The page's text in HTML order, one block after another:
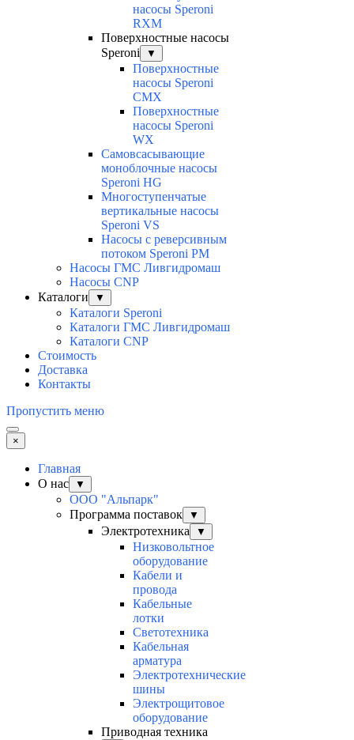
насосы Speroni
RXM
Поверхностные насосы
Speroni
▼
Поверхностные
насосы Speroni
CMX
Поверхностные
насосы Speroni
WX
Самовсасывающие
моноблочные насосы
Speroni HG
Многоступенчатые
вертикальные насосы
Speroni VS
Насосы с реверсивным
потоком Speroni PM
Насосы ГМС Ливгидромаш
Насосы CNP
Каталоги
▼
Каталоги Speroni
Каталоги ГМС Ливгидромаш
Каталоги CNP
Стоимость
Доставка
Контакты
Пропустить меню
×
Главная
О нас
▼
ООО "Альпарк"
Программа поставок
▼
Электротехника ▼
Низковольтное
оборудование
Кабели и
провода
Кабельные
лотки
Светотехника
Кабельная
арматура
Электротехнические
шины
Электрощитовое
оборудование
Приводная техника